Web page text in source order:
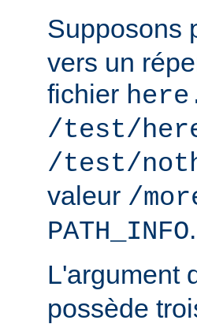
Supposons
vers un
fichier
/test/
/test/
valeur /
PATH_INFO.
L'argument
possède